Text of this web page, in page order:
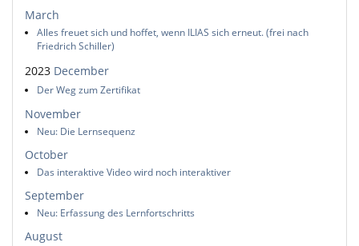
March
Alles freuet sich und hoffet, wenn ILIAS sich erneut. (frei nach
Friedrich Schiller)
2023 December
Der Weg zum Zertifikat
November
Neu: Die Lernsequenz
October
Das interaktive Video wird noch interaktiver
September
Neu: Erfassung des Lernfortschritts
August